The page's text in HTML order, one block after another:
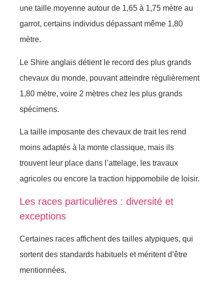
une taille moyenne autour de 1,65 à 1,75 mètre au
garrot, certains individus dépassant même 1,80
mètre.
Le Shire anglais détient le record des plus grands
chevaux du monde, pouvant atteindre régulièrement
1,80 mètre, voire 2 mètres chez les plus grands
spécimens.
La taille imposante des chevaux de trait les rend
moins adaptés à la monte classique, mais ils
trouvent leur place dans l’attelage, les travaux
agricoles ou encore la traction hippomobile de loisir.
Les races particulières : diversité et
exceptions
Certaines races affichent des tailles atypiques, qui
sortent des standards habituels et méritent d’être
mentionnées.